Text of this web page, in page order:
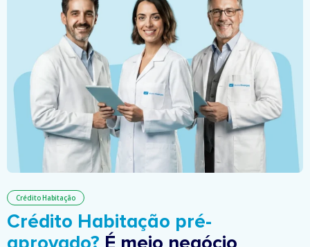
Crédito Habitação
Crédito Habitação pré-